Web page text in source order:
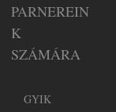
PARNEREIN
K
SZÁMÁRA
GYIK